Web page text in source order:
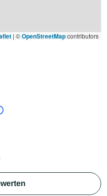
| ©OpenStreetMapcontributors